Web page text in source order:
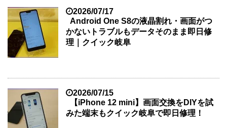
2026/07/17
Android One S8の液晶割れ・画面がつ
かないトラブルもデータそのまま即日修
理｜クイック岐阜
2026/07/15
【iPhone 12 mini】画面交換をDIYを試
みた端末もクイック岐阜で即日修理！